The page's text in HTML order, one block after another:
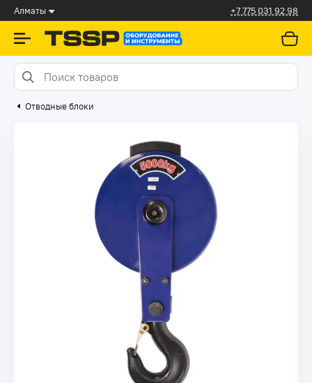
Алматы +7 775 031 92 98
Отводные блоки